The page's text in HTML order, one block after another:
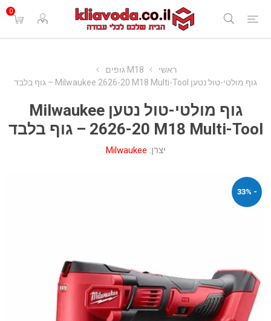
0
ראשי
M18 גופים
גוף מולטי-טול נטען Milwaukee 2626-20 M18 Multi-Tool – גוף בלבד
גוף מולטי-טול נטען Milwaukee
2626-20 M18 Multi-Tool – גוף בלבד
יצרן: Milwaukee
- 33%